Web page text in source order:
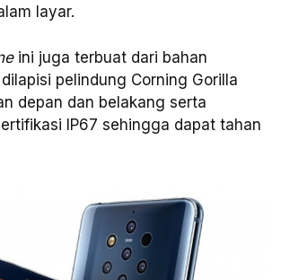
layar.
ini juga terbuat dari bahan
pelindung Corning Gorilla
depan dan belakang serta
IP67 sehingga dapat tahan